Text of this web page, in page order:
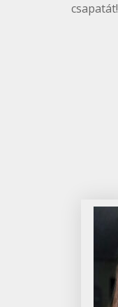
csapatát!